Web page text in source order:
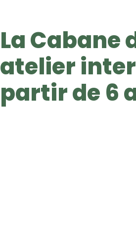
La Cabane
atelier
partir de 6